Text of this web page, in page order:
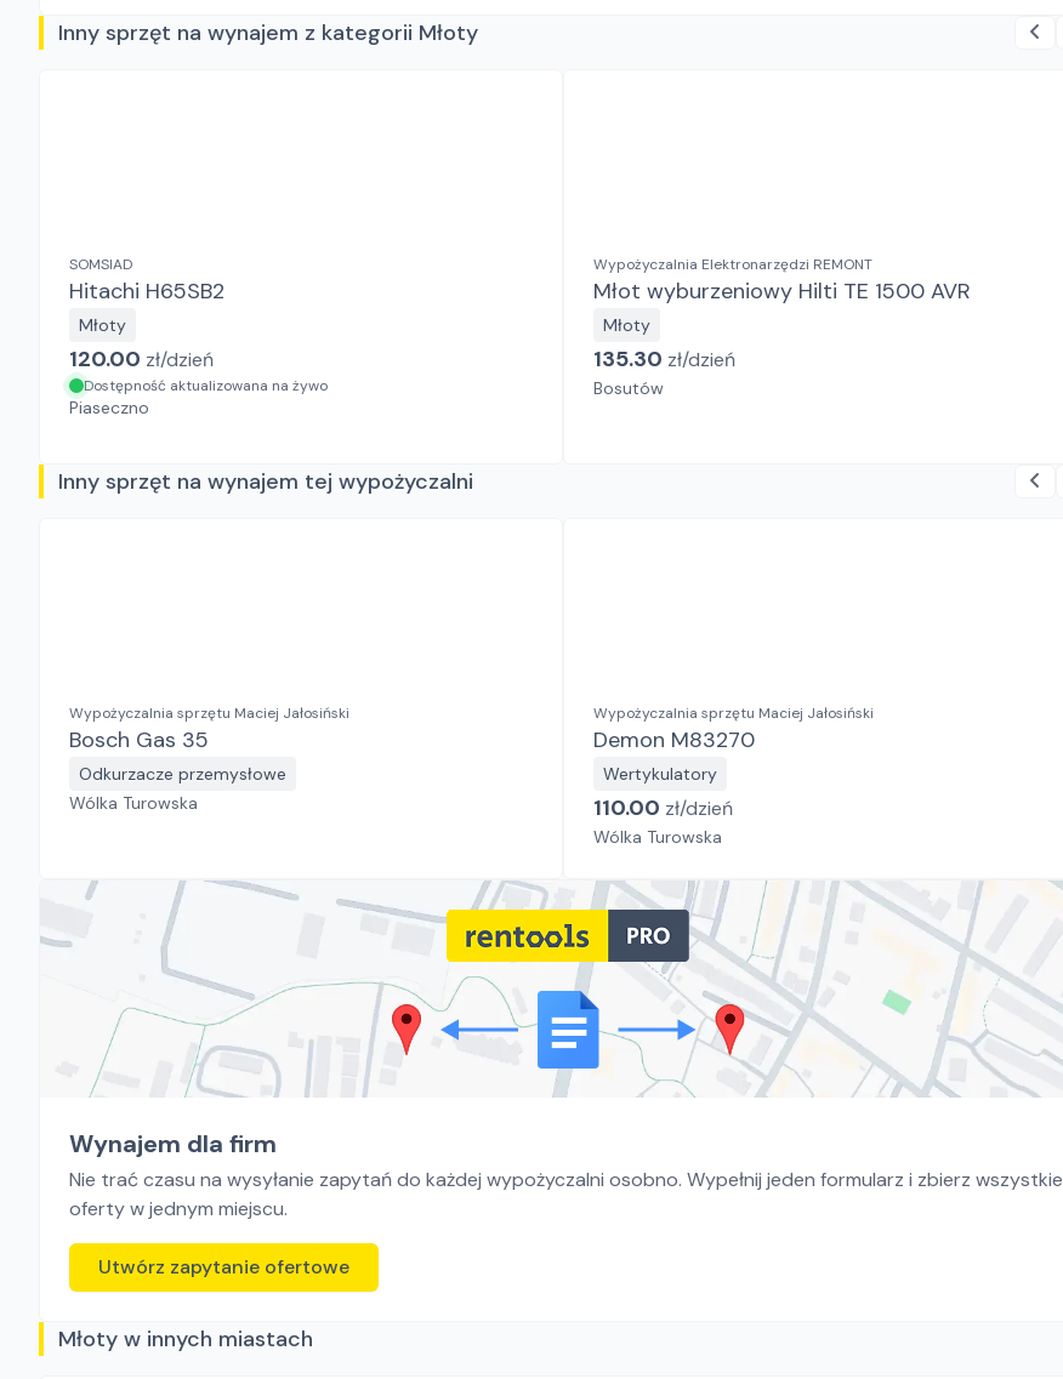
Inny sprzęt na wynajem z kategorii Młoty
SOMSIAD
Hitachi H65SB2
Młoty
120.00 zł/dzień
Dostępność aktualizowana na żywo
Piaseczno
Wypożyczalnia Elektronarzędzi REMONT
Młot wyburzeniowy Hilti TE 1500 AVR
Młoty
135.30 zł/dzień
Bosutów
Inny sprzęt na wynajem tej wypożyczalni
Wypożyczalnia sprzętu Maciej Jałosiński
Bosch Gas 35
Odkurzacze przemysłowe
Wólka Turowska
Wypożyczalnia sprzętu Maciej Jałosiński
Demon M83270
Wertykulatory
110.00 zł/dzień
Wólka Turowska
Wynajem dla firm
Nie trać czasu na wysyłanie zapytań do każdej wypożyczalni osobno. Wypełnij jeden formularz i zbierz wszystkie
oferty w jednym miejscu.
Utwórz zapytanie ofertowe
Młoty w innych miastach